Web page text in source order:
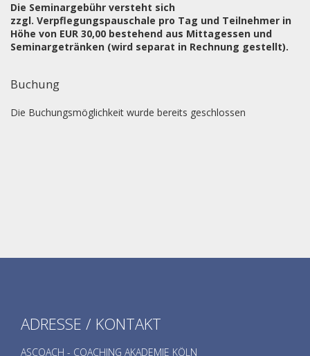
Die Seminargebühr versteht sich
zzgl. Verpflegungspauschale pro Tag und Teilnehmer in
Höhe von EUR 30,00 bestehend aus Mittagessen und
Seminargetränken (wird separat in Rechnung gestellt).
Buchung
Die Buchungsmöglichkeit wurde bereits geschlossen
ADRESSE / KONTAKT
ASCOACH - COACHING AKADEMIE KÖLN